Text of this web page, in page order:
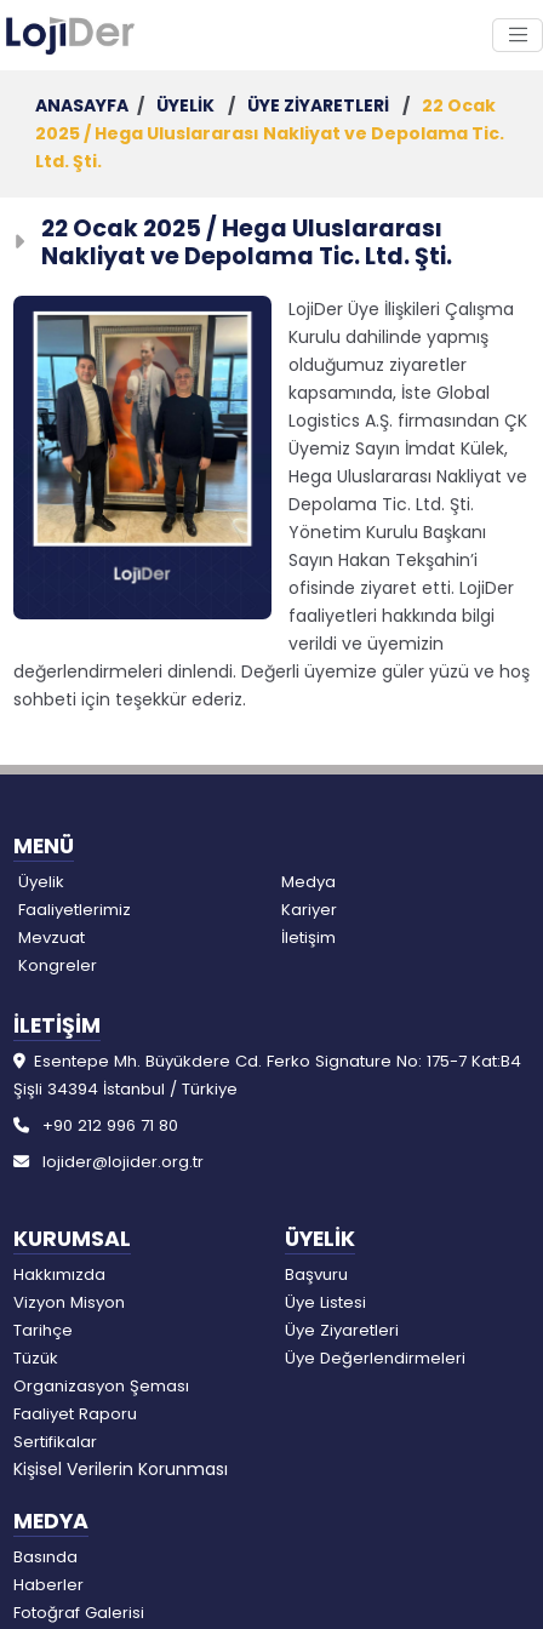
ANASAYFA / ÜYELİK / ÜYE ZİYARETLERİ / 22 Ocak
2025 / Hega Uluslararası Nakliyat ve Depolama Tic.
Ltd. Şti.
22 Ocak 2025 / Hega Uluslararası
Nakliyat ve Depolama Tic. Ltd. Şti.
LojiDer Üye İlişkileri Çalışma
Kurulu dahilinde yapmış
olduğumuz ziyaretler
kapsamında, İste Global
Logistics A.Ş. firmasından ÇK
Üyemiz Sayın İmdat Külek,
Hega Uluslararası Nakliyat ve
Depolama Tic. Ltd. Şti.
Yönetim Kurulu Başkanı
Sayın Hakan Tekşahin’i
ofisinde ziyaret etti. LojiDer
faaliyetleri hakkında bilgi
verildi ve üyemizin
değerlendirmeleri dinlendi. Değerli üyemize güler yüzü ve hoş
sohbeti için teşekkür ederiz.
MENÜ
Üyelik
Faaliyetlerimiz
Mevzuat
Kongreler
Medya
Kariyer
İletişim
KURUMSAL
Hakkımızda
Vizyon Misyon
Tarihçe
Tüzük
Organizasyon Şeması
Faaliyet Raporu
Sertifikalar
Kişisel Verilerin Korunması
ÜYELİK
Başvuru
Üye Listesi
Üye Ziyaretleri
Üye Değerlendirmeleri
MEDYA
Basında
Haberler
Fotoğraf Galerisi
İLETİŞİM
Esentepe Mh. Büyükdere Cd. Ferko Signature No: 175-7 Kat:B4
Şişli 34394 İstanbul / Türkiye
+90 212 996 71 80
lojider@lojider.org.tr